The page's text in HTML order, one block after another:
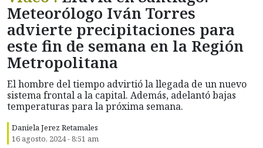
Meteorólogo Iván Torres
advierte precipitaciones para
este fin de semana en la Región
Metropolitana
El hombre del tiempo advirtió la llegada de un nuevo
sistema frontal a la capital. Además, adelantó bajas
temperaturas para la próxima semana.
Daniela Jerez Retamales
16 agosto, 2024 - 8:51 am